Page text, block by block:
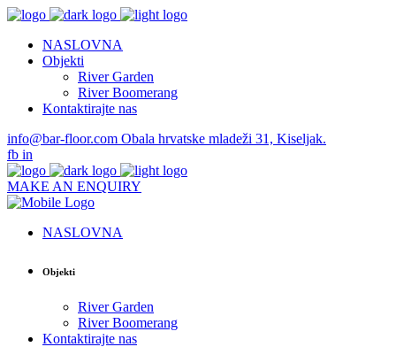
NASLOVNA
Objekti
River Garden
River Boomerang
Kontaktirajte nas
info@bar-floor.com Obala hrvatske mladeži 31, Kiseljak.
fb in
MAKE AN ENQUIRY
NASLOVNA
Objekti
River Garden
River Boomerang
Kontaktirajte nas